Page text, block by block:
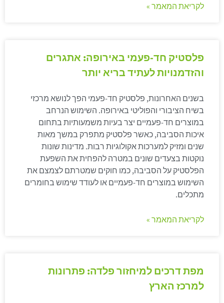
לקריאת המאמר »
פלסטיק חד-פעמי באירופה: אתגרים
והזדמנויות לעתיד בריא יותר
בשנים האחרונות, פלסטיק חד-פעמי הפך לנושא מרכזי
בשיח הציבורי והפוליטי באירופה. השימוש הנרחב
במוצרים חד-פעמיים יצר בעיות משמעותיות בתחום
איכות הסביבה, כאשר פלסטיק מתפרק במשך מאות
שנים ומזיק למערכות אקולוגיות רבות. מדינות שונות
נוקטות בצעדים שונים במטרה להפחית את השפעת
הפלסטיק על הסביבה, כמו חוקים שמטרתם לצמצם את
השימוש במוצרים חד-פעמיים או לעודד שימוש בחומרים
מתכלים.
לקריאת המאמר »
מפת דרכים למיחזור פלדה: פתרונות
למרכז הארץ